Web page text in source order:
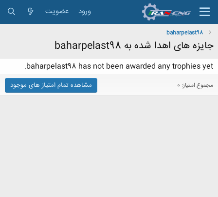
ورود عضویت
baharpelast98
جایزه های اهدا شده به baharpelast98
baharpelast98 has not been awarded any trophies yet.
مجموع امتیاز: 0 مشاهده تمام امتیاز های موجود